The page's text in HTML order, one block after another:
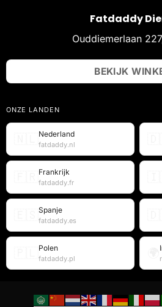
Fatdaddy
Ouddiemerlaan
BEKIJK
ONZE LANDEN
Nederland
fatdaddy.nl
Frankrijk
fatdaddy.fr
Spanje
fatdaddy.es
Polen
fatdaddy.pl